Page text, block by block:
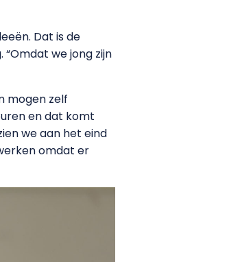
Dat is de
we jong zijn
mogen zelf
en dat komt
we aan het eind
omdat er